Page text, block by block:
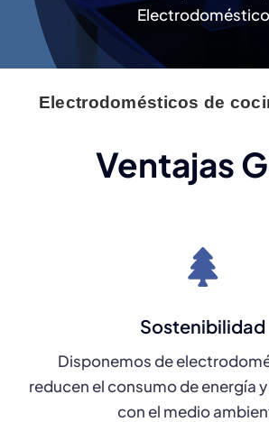
Electrodomésticos de
Ventajas
Sostenibilidad
Disponemos de
reducen el consumo de energía
con el medio